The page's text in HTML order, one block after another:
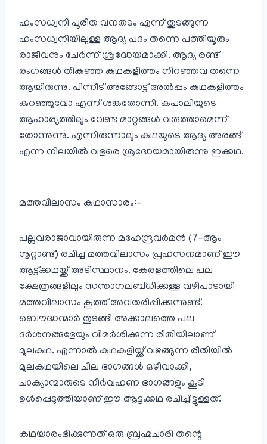
ഹംസധ്വനി പൂരിത വനതടം എന്ന് തുടങ്ങുന്ന
ഹംസധ്വനിയിലുള്ള ആദ്യ പദം തന്നെ പത്തിയൂരും
രാജീവനും ചേര്‍ന്ന് ശ്രദ്ധേയമാക്കി. ആദ്യ രണ്ട്
രംഗങ്ങള്‍ തികഞ്ഞ കഥകളിത്തം നിറഞ്ഞവ തന്നെ
ആയിരുന്നു. പിന്നീട് അങ്ങോട്ട് അല്‍‌പ്പം കഥകളിത്തം
കുറഞ്ഞുവോ എന്ന് ശങ്കതോന്നി. കപാലിയുടെ
ആഹാര്യത്തിലും വേണ്ട മാറ്റങ്ങള്‍ വരുത്താമെന്ന്
തോന്നുന്നു. എന്നിരുന്നാലും കഥയുടെ ആദ്യ അരങ്ങ്
എന്ന നിലയില്‍ വളരെ ശ്രദ്ധേയമായിരുന്നു ഇക്കഥ.
മത്തവിലാസം കഥാസാരം:-
പല്ലവരാജാവായിരുന്ന മഹേന്ദ്രവര്‍മന്‍ (7-ആം
നൂറ്റാണ്ട്‌) രചിച്ച മത്തവിലാസം പ്രഹസനമാണ് ഈ
ആട്ട്ക്കഥയ്ക്ക് അടിസ്ഥാനം. കേരളത്തിലെ പല
ക്ഷേത്രങ്ങളിലും സന്താനലബ്ധിക്കുള്ള വഴിപാടായി
മത്തവിലാസം കൂത്ത് അവതരിപ്പിക്കുന്നുണ്ട്.
ബൌദ്ധന്മാര്‍ തുടങ്ങി അക്കാലത്തെ പല
ദര്‍ശനങ്ങളേയും വിമര്‍ശിക്കുന്ന രീതിയിലാണ്
മൂലകഥ. എന്നാല്‍ കഥകളിയ്ക്ക് വഴങ്ങുന്ന രീതിയില്‍
മൂലകഥയിലെ ചില ഭാഗങ്ങള്‍ ഒഴിവാക്കി,
ചാക്യാന്മാരുടെ നിര്‍വഹണ ഭാഗങ്ങളും കൂടി
ഉള്‍പ്പെടുത്തിയാണ് ഈ ആട്ടക്കഥ രചിച്ചിട്ടുള്ളത്.
കഥയാരംഭിക്കുന്നത് ഒരു ബ്രഹ്മചാരി തന്റെ